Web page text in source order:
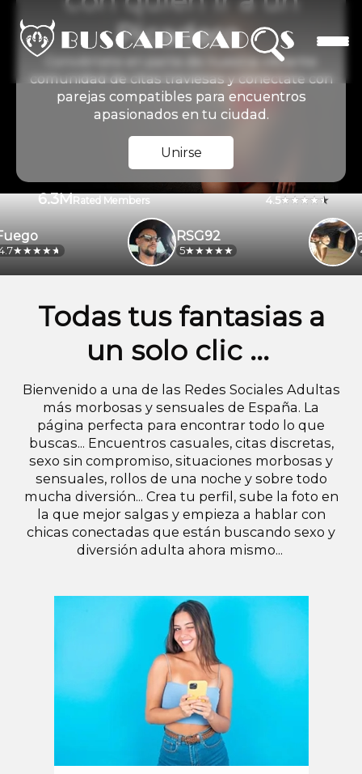
Picadero
Conviértete en parte de nuestra vibrante
comunidad de citas traviesas y conéctate con
parejas compatibles para encuentros
apasionados en tu ciudad.
Unirse
6.3MRated Members 4.5
4.2
RSG92
5
Todas tus fantasias a
un solo clic ...
Bienvenido a una de las Redes Sociales Adultas
más morbosas y sensuales de España. La
página perfecta para encontrar todo lo que
buscas... Encuentros casuales, citas discretas,
sexo sin compromiso, situaciones morbosas y
sensuales, rollos de una noche y sobre todo
mucha diversión... Crea tu perfil, sube la foto en
la que mejor salgas y empieza a hablar con
chicas conectadas que están buscando sexo y
diversión adulta ahora mismo...